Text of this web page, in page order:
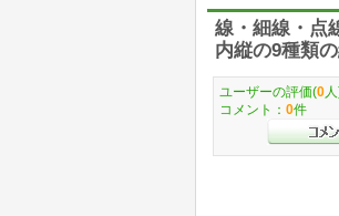
線・細線・点
内縦の9種類
ユーザーの評価(0
コメント： 0件